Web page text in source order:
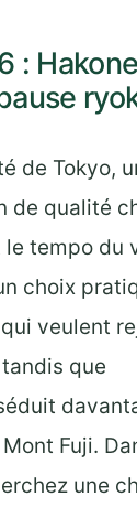
:
de Tokyo,
de qualité
tempo du
choix
veulent
que
Fuji.
une